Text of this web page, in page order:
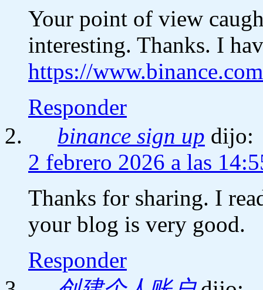
Your point of view
interesting. Thanks. I
https://
Responder
binance sign up dijo:
2 febrero 2026 a las
Thanks for sharing. I
your blog is very good.
Responder